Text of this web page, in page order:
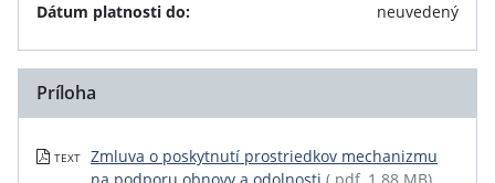
Dátum platnosti do:
neuvedený
Príloha
TEXT
Zmluva o poskytnutí prostriedkov mechanizmu